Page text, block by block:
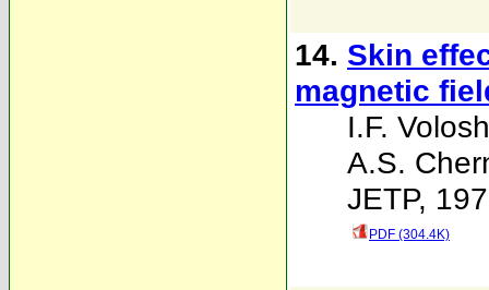
14. Skin
magnetic
I.F.
A.S.
JETP,
PDF (304.4K)